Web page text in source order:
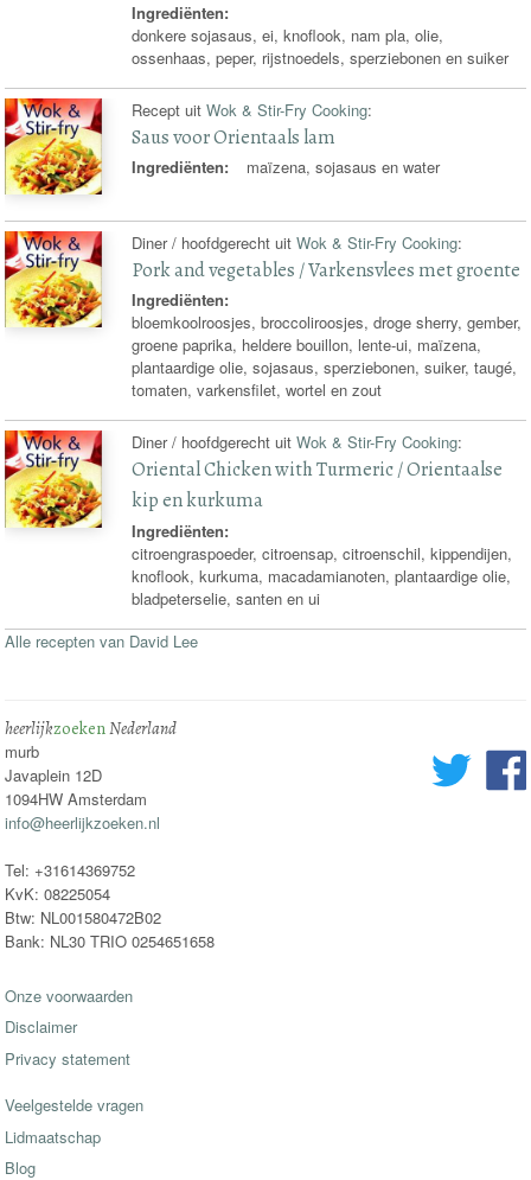
Ingrediënten:
donkere sojasaus, ei, knoflook, nam pla, olie,
ossenhaas, peper, rijstnoedels, sperziebonen en suiker
Recept uitWok & Stir-Fry Cooking:
Saus voor Orientaals lam
Ingrediënten: maïzena, sojasaus en water
Diner / hoofdgerecht uitWok & Stir-Fry Cooking:
Pork and vegetables / Varkensvlees met groente
Ingrediënten:
bloemkoolroosjes, broccoliroosjes, droge sherry, gember,
groene paprika, heldere bouillon, lente-ui, maïzena,
plantaardige olie, sojasaus, sperziebonen, suiker, taugé,
tomaten, varkensfilet, wortel en zout
Diner / hoofdgerecht uitWok & Stir-Fry Cooking:
Oriental Chicken with Turmeric / Orientaalse
kip en kurkuma
Ingrediënten:
citroengraspoeder, citroensap, citroenschil, kippendijen,
knoflook, kurkuma, macadamianoten, plantaardige olie,
bladpeterselie, santen en ui
Alle recepten van David Lee
heerlijkzoekenNederland
murb
Javaplein 12D
1094HW Amsterdam
info@heerlijkzoeken.nl
Tel: +31614369752
KvK: 08225054
Btw: NL001580472B02
Bank: NL30 TRIO 0254651658
Onze voorwaarden
Disclaimer
Privacy statement
Veelgestelde vragen
Lidmaatschap
Blog